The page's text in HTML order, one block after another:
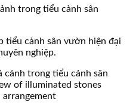
trong tiểu cảnh sân
tiểu cảnh sân vườn hiện đại
nghiệp.